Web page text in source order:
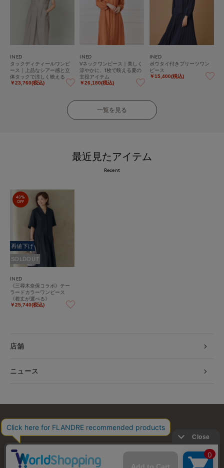
INED
タックディティールワンピ
ース｜上品なシアー感と立
体タックで涼しく映える
￥23,760(税込)
INED
Vネックワンピース｜美しく
涼やかに、1枚で映える夏の
主役アイテム
￥26,180(税込)
INED
ボウタイ付きプリーツワン
ピース
￥15,400(税込)
一覧を見る
最近見たアイテム
Recent
40%
OFF
再値下げ
SOLDOUT
INED
《三尋木奈保コラボ》テー
ラードカラーワンピース
《着丈が選べる》
￥25,740(税込)
店舗
ニュース
お問い合わせ 利用規約 会社概要 プライバシーポリシー